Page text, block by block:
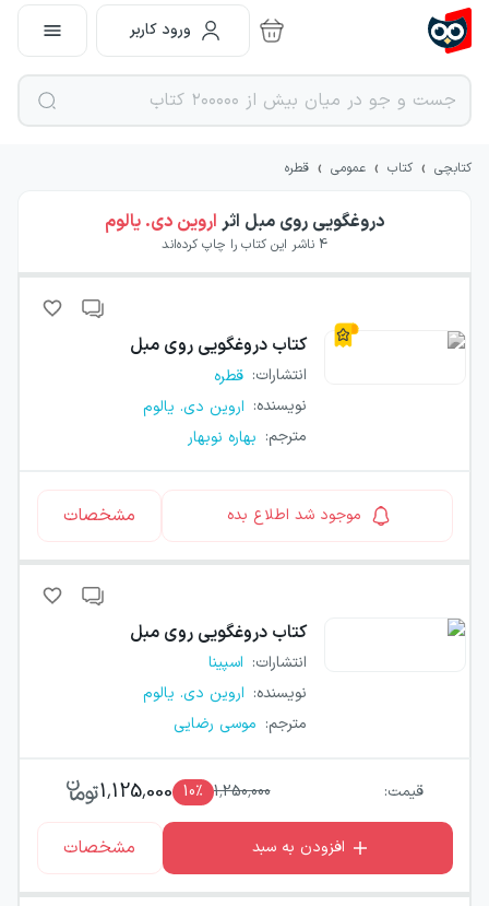
ورود کاربر
کتابچی › کتاب › عمومی › قطره
دروغگویی روی مبل اثر اروین دی. یالوم
4 ناشر این کتاب را چاپ کرده‌اند
کتاب دروغگویی روی مبل
انتشارات: قطره
نویسنده: اروین دی. یالوم
مترجم: بهاره نوبهار
موجود شد اطلاع بده مشخصات
کتاب دروغگویی روی مبل
انتشارات: اسپینا
نویسنده: اروین دی. یالوم
مترجم: موسی رضایی
قیمت: 1,250,000
10٪ 1,125,000
افزودن به سبد مشخصات